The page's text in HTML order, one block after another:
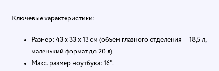
Ключевые характеристики:
Размер: 43 x 33 x 13 см (объем главного отделения — 18,5 л,
маленький формат до 20 л).
Макс. размер ноутбука: 16".